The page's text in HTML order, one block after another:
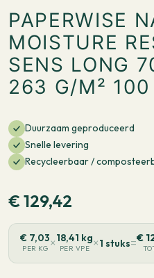
PAPERWISE
MOISTURE
SENS LONG
263 G/M² 100
Duurzaam geproduceerd
Snelle levering
Recycleerbaar /
€129,42
€ 7,03
PER KG ×18,41 kg
PER VPE ×1 stuks=€